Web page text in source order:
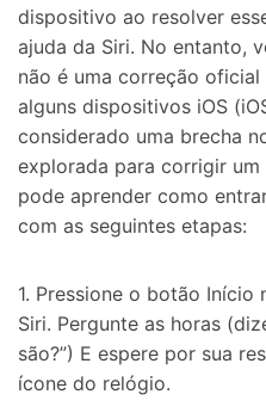
dispositivo ao resolver
ajuda da Siri. No entanto,
não é uma correção
alguns dispositivos iOS
considerado uma brecha
explorada para corrigir
pode aprender como
com as seguintes etapas:
1. Pressione o botão
Siri. Pergunte as horas
são?”) E espere por sua
ícone do relógio.